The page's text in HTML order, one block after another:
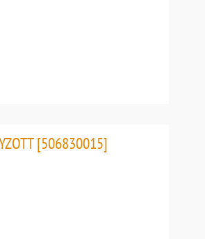
[506830015]